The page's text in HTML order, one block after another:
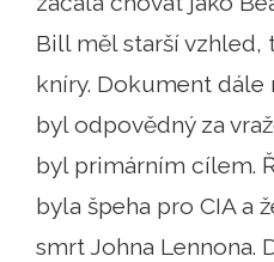
Bill měl starší vzhled,
kníry. Dokument dále
byl odpovědný za
byl primárním cílem.
byla špeha pro CIA a
smrt Johna Lennona.